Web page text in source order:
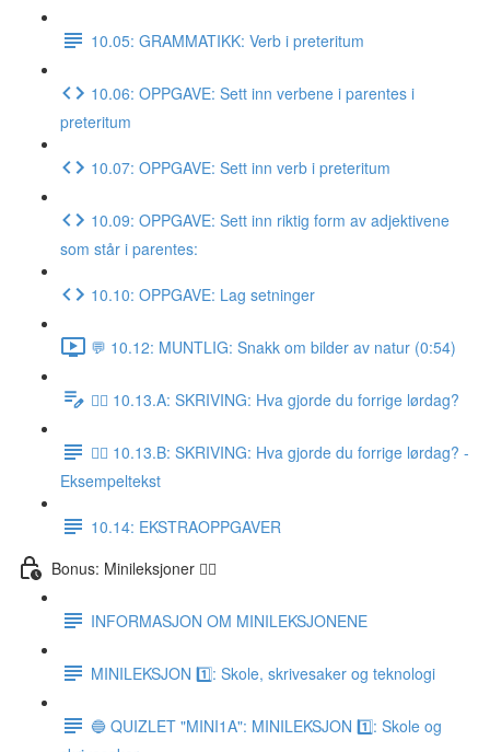
10.05: GRAMMATIKK: Verb i preteritum
10.06: OPPGAVE: Sett inn verbene i parentes i
preteritum
10.07: OPPGAVE: Sett inn verb i preteritum
10.09: OPPGAVE: Sett inn riktig form av adjektivene
som står i parentes:
10.10: OPPGAVE: Lag setninger
💬 10.12: MUNTLIG: Snakk om bilder av natur (0:54)
✍🏼 10.13.A: SKRIVING: Hva gjorde du forrige lørdag?
✍🏼 10.13.B: SKRIVING: Hva gjorde du forrige lørdag? -
Eksempeltekst
10.14: EKSTRAOPPGAVER
Bonus: Minileksjoner 👌🏻
INFORMASJON OM MINILEKSJONENE
MINILEKSJON 1️⃣: Skole, skrivesaker og teknologi
🔵 QUIZLET "MINI1A": MINILEKSJON 1️⃣: Skole og